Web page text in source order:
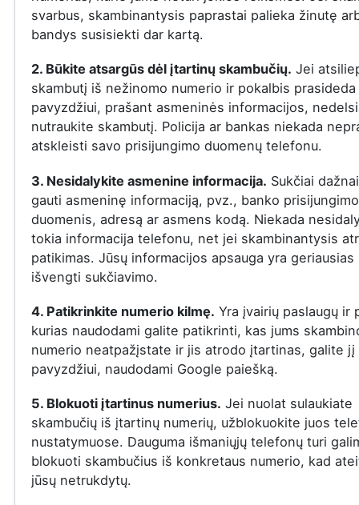
svarbus, skambinantysis paprastai palieka žinutę
bandys susisiekti dar kartą.
2. Būkite atsargūs dėl įtartinų skambučių. Jei
skambutį iš nežinomo numerio ir pokalbis
pavyzdžiui, prašant asmeninės informacijos,
nutraukite skambutį. Policija ar bankas niekada
atskleisti savo prisijungimo duomenų telefonu.
3. Nesidalykite asmenine informacija. Sukčiai
gauti asmeninę informaciją, pvz., banko prisijungimo
duomenis, adresą ar asmens kodą. Niekada
tokia informacija telefonu, net jei skambinantysis
patikimas. Jūsų informacijos apsauga yra geriausias
išvengti sukčiavimo.
4. Patikrinkite numerio kilmę. Yra įvairių paslaugų ir
kurias naudodami galite patikrinti, kas jums
numerio neatpažįstate ir jis atrodo įtartinas, galite
pavyzdžiui, naudodami Google paiešką.
5. Blokuoti įtartinus numerius. Jei nuolat sulaukiate
skambučių iš įtartinų numerių, užblokuokite juos
nustatymuose. Dauguma išmaniųjų telefonų turi
blokuoti skambučius iš konkretaus numerio, kad
jūsų netrukdytų.